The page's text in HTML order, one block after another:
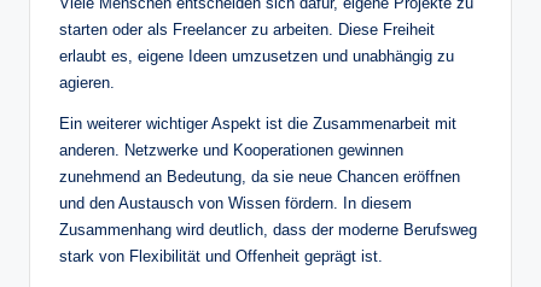
starten oder als Freelancer zu arbeiten. Diese Freiheit
erlaubt es, eigene Ideen umzusetzen und unabhängig zu
agieren.
Ein weiterer wichtiger Aspekt ist die Zusammenarbeit mit
anderen. Netzwerke und Kooperationen gewinnen
zunehmend an Bedeutung, da sie neue Chancen eröffnen
und den Austausch von Wissen fördern. In diesem
Zusammenhang wird deutlich, dass der moderne Berufsweg
stark von Flexibilität und Offenheit geprägt ist.